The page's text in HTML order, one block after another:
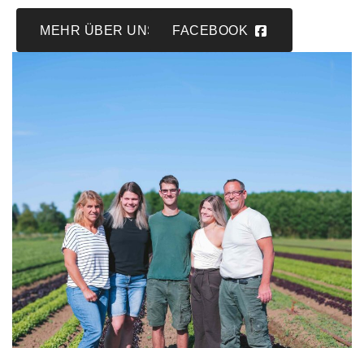
MEHR ÜBER UNS FACEBOOK